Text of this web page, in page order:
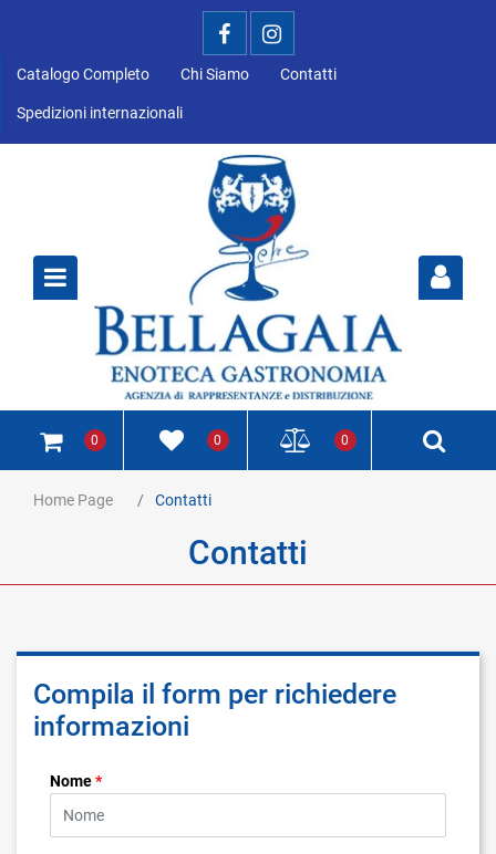
Catalogo Completo Chi Siamo Contatti
Spedizioni internazionali
0 0 0
Home Page Contatti
Contatti
Compila il form per richiedere
informazioni
Nome*